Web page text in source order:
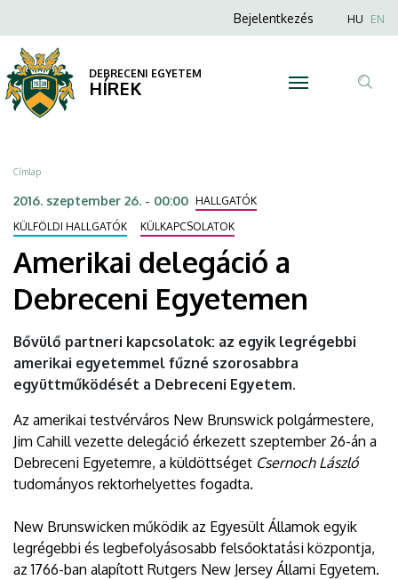
delegáció
a
Debreceni
Egyetemen
DEBRECENI
EGYETEM
a
tartalomra
Anonim
menüje
Bejelentkezés HU EN
DEBRECENI EGYETEM
HÍREK
Morzsa
Címlap
2016. szeptember 26. - 00:00 HALLGATÓK
KÜLFÖLDI HALLGATÓK
KÜLKAPCSOLATOK
Amerikai delegáció a
Debreceni Egyetemen
Bővülő partneri kapcsolatok: az egyik legrégebbi
amerikai egyetemmel fűzné szorosabbra
együttműködését a Debreceni Egyetem.
Az amerikai testvérváros New Brunswick polgármestere,
Jim Cahill vezette delegáció érkezett szeptember 26-án a
Debreceni Egyetemre, a küldöttséget Csernoch László
tudományos rektorhelyettes fogadta.
New Brunswicken működik az Egyesült Államok egyik
legrégebbi és legbefolyásosabb felsőoktatási központja,
az 1766-ban alapított Rutgers New Jersey Állami Egyetem.